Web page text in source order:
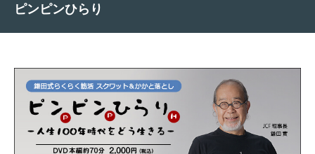
ピンピンひらり